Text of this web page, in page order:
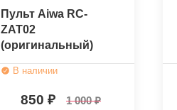
Пульт Aiwa RC-
ZAT02
(оригинальный)
В наличии
850 1 000